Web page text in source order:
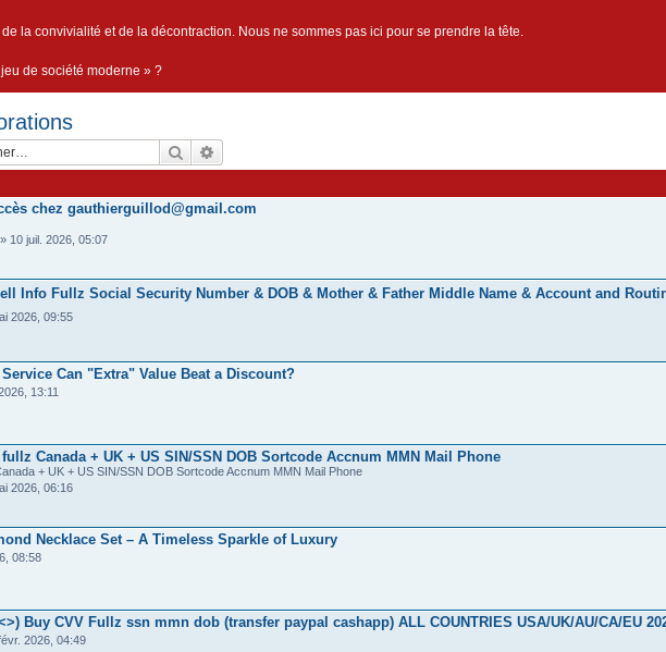
la convivialité et de la décontraction. Nous ne sommes pas ici pour se prendre la tête.
de société moderne » ?
Rechercher
chez gauthierguillod@gmail.com
» 10 juil. 2026, 05:07
Info Fullz Social Security Number & DOB & Mother & Father Middle Name & Account and
2026, 09:55
Can "Extra" Value Beat a Discount?
13:11
Canada + UK + US SIN/SSN DOB Sortcode Accnum MMN Mail Phone
+ UK + US SIN/SSN DOB Sortcode Accnum MMN Mail Phone
2026, 06:16
Necklace Set – A Timeless Sparkle of Luxury
08:58
Buy CVV Fullz ssn mmn dob (transfer paypal cashapp) ALL COUNTRIES USA/UK/AU/CA/EU
2026, 04:49